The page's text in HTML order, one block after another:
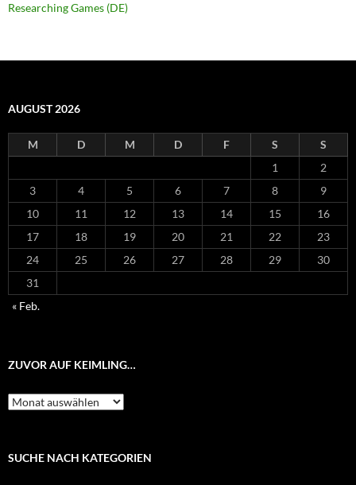
Researching Games (DE)
AUGUST 2026
M D M D F S
S
1
2
3
4 5 6 7 8
9
10
11 12 13 14 15
16
17
18 19 20 21 22
23
24
25 26 27 28 29
30
31
« Feb.
ZUVOR AUF KEIMLING…
Zuvor
auf
SUCHE NACH KATEGORIEN